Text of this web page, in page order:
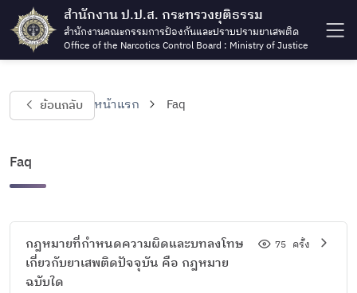
สำนักงาน ป.ป.ส. กระทรวงยุติธรรม
สำนักงานคณะกรรมการป้องกันและปราบปรามยาเสพติด
Office of the Narcotics Control Board : Ministry of Justice
ย้อนกลับ หน้าแรก Faq
Faq
กฎหมายที่กำหนดความผิดและบทลงโทษ
เกี่ยวกับยาเสพติดปัจจุบัน คือ กฎหมาย
ฉบับใด
75 ครั้ง